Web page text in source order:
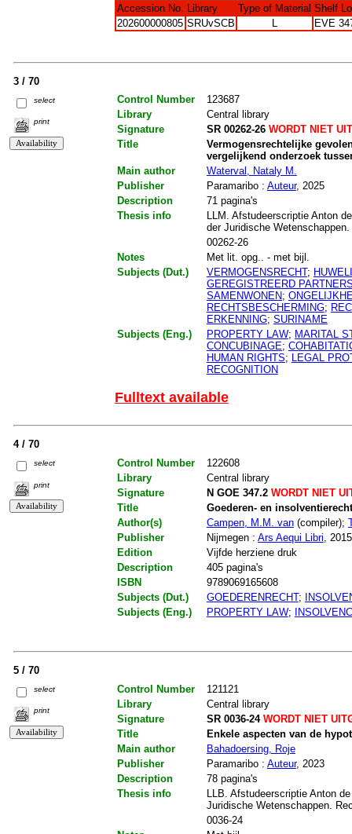
Accession No. Library Type of Material Shelf
202600000805 SRUvSCB L EVE
3 / 70
select
print
Control Number
123687
Library
Central library
Signature
SR 00262-26WORDT NIET
Title
Vermogensrechtelijke
vergelijkend onderzoek
Main author
Waterval, Nataly M.
Publisher
Paramaribo : Auteur, 2025
Description
71 pagina's
Thesis info
LLM. Afstudeerscriptie Anton
der Juridische
00262-26
Notes
Met lit. opg.. - met bijl.
Subjects (Dut.)
VERMOGENSRECHT;
GEREGISTREERD
SAMENWONEN;
RECHTSBESCHERMING;
ERKENNING; SURINAME
Subjects (Eng.)
PROPERTY LAW; MARITAL
CONCUBINAGE;
HUMAN RIGHTS; LEGAL
RECOGNITION
Fulltext available
4 / 70
select
print
Control Number
122608
Library
Central library
Signature
N GOE 347.2WORDT NIET
Title
Goederen- en
Author(s)
Campen, M.M. van(compiler);
Publisher
Nijmegen : Ars Aequi Libri, 2015
Edition
Vijfde herziene druk
Description
405 pagina's
ISBN
9789069165608
Subjects (Dut.)
GOEDERENRECHT;
Subjects (Eng.)
PROPERTY LAW;
5 / 70
select
print
Control Number
121121
Library
Central library
Signature
SR 0036-24WORDT NIET
Title
Enkele aspecten van de
Main author
Bahadoersing, Roje
Publisher
Paramaribo : Auteur, 2023
Description
78 pagina's
Thesis info
LLB. Afstudeerscriptie Anton
Juridische Wetenschappen.
0036-24